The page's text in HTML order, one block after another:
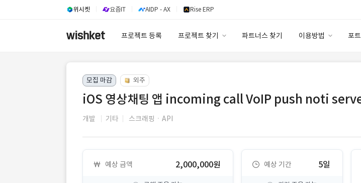
위시켓 요즘IT AIDP - AX Rise ERP
프로젝트 등록 프로젝트 찾기 파트너스 찾기 이용방법 포
이용요금
고객센터
모집 마감 외주
iOS 영상채팅 앱 incoming call VoIP push noti
개발 기타 스크래핑ㆍAPI
예상 금액 2,000,000원 예상 기간 5일